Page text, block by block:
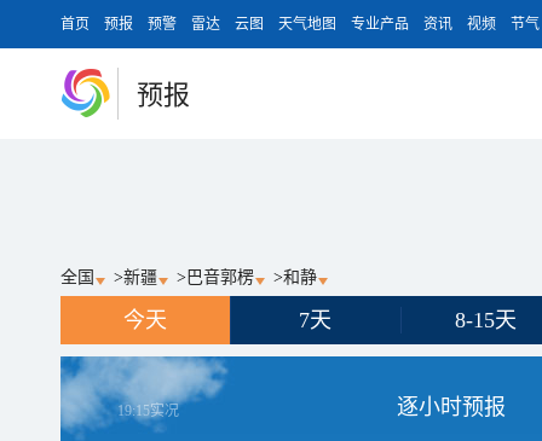
首页 预报 预警 雷达 云图 天气地图 专业产品 资讯 视频 节气
预报
全国 >新疆 > 巴音郭楞 >和静
今天 7天 8-15天
19:15实况 逐小时预报